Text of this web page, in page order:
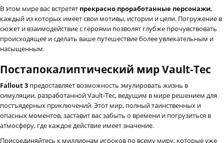
В этом мире вас встретят прекрасно проработанные персонажи,
каждый из которых имеет свои мотивы, истории и цели. Погружение в
сюжет и взаимодействие с героями позволят глубже прочувствовать
происходящее и сделать ваше путешествие более увлекательным и
насыщенным.
Постапокалиптический мир Vault-Tec
Fallout 3 предоставляет возможность эмулировать жизнь в
симуляции, разработанной Vault-Tec, ведущим в мире решением для
постъядерных приключений. Этот мир, полный таинственных и
опасных моментов, заставит вас забыть о времени и погрузиться в
атмосферу, где каждое действие имеет значение.
Присоединяйтесь к миллионам игроков по всему миру, которые уже